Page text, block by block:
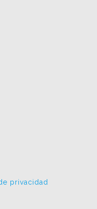
privacidad